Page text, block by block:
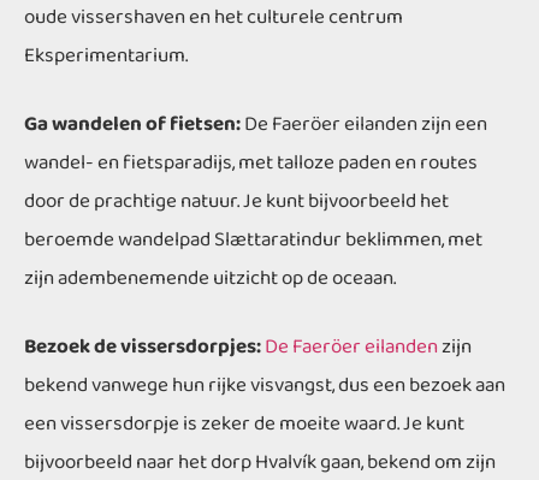
oude vissershaven en het culturele centrum
Eksperimentarium.
Ga wandelen of fietsen:De Faeröer eilanden zijn een
wandel- en fietsparadijs, met talloze paden en routes
door de prachtige natuur. Je kunt bijvoorbeeld het
beroemde wandelpad Slættaratindur beklimmen, met
zijn adembenemende uitzicht op de oceaan.
Bezoek de vissersdorpjes:De Faeröer eilandenzijn
bekend vanwege hun rijke visvangst, dus een bezoek aan
een vissersdorpje is zeker de moeite waard. Je kunt
bijvoorbeeld naar het dorp Hvalvík gaan, bekend om zijn